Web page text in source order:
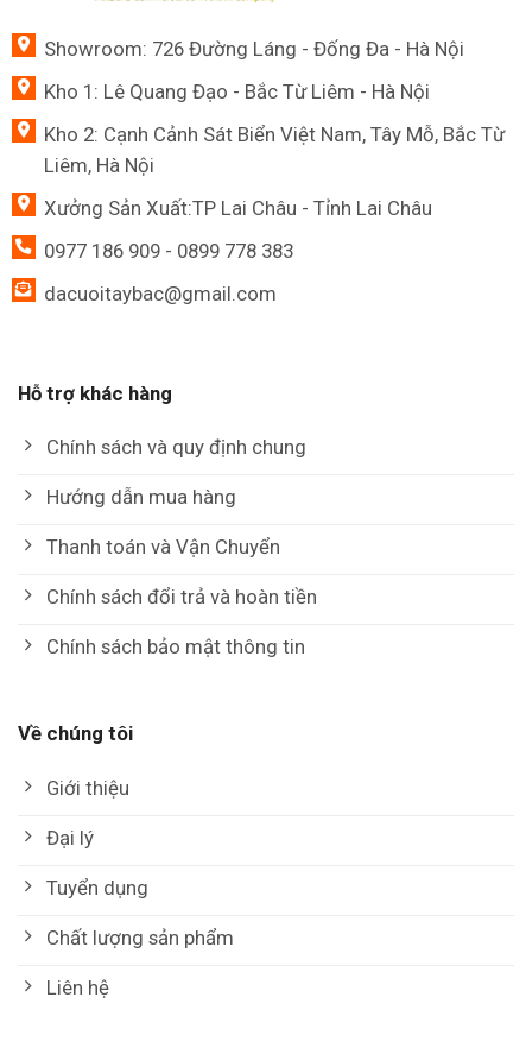
Showroom: 726 Đường Láng - Đống Đa - Hà Nội
Kho 1: Lê Quang Đạo - Bắc Từ Liêm - Hà Nội
Kho 2: Cạnh Cảnh Sát Biển Việt Nam, Tây Mỗ, Bắc Từ
Liêm, Hà Nội
Xưởng Sản Xuất:TP Lai Châu - Tỉnh Lai Châu
0977 186 909 - 0899 778 383
dacuoitaybac@gmail.com
Hỗ trợ khác hàng
Chính sách và quy định chung
Hướng dẫn mua hàng
Thanh toán và Vận Chuyển
Chính sách đổi trả và hoàn tiền
Chính sách bảo mật thông tin
Về chúng tôi
Giới thiệu
Đại lý
Tuyển dụng
Chất lượng sản phẩm
Liên hệ